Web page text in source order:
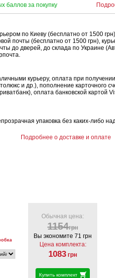
баллов за покупку
по Киеву (бесплатно от 1500
почты (бесплатно от 1500 грн),
до дверей, до склада по Украине
курьеру, оплата при
и др.), пополнение карточного
оплата банковской картой
упаковка без каких-либо
Подробнее о доставке и оплате
Обычная цена:
1154грн
Вы экономите 71 грн
Цена комплекта:
1083 грн
Купить комплект